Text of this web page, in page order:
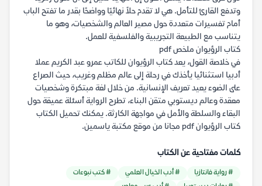
وتدفع القارئ للتأمل. هي لا تقدم حلاً نهائيًا وواضحًا بقدر ما تفتح الباب
أمام تفسيرات متعددة حول مصير العالم والشخصيات، وهو ما
يتناسب مع الطبيعة التجريبية والفلسفية للعمل.
كتاب الرؤيوان ملخص pdf
في خلاصة القول، يعد كتاب الرؤيوان للكاتب عمرو عبد الكريم عملا
أدبيا استثنائيا يأخذك في رحلة إلى عالم مظلم وغريب، حيث الصراع
على الضوء يعيد تعريف الإنسانية. من خلال لغة مبتكرة وشخصيات
معقدة وعالم ديستوبي متقن البناء، تطرح الرواية أسئلة عميقة حول
البقاء والسلطة والأمل في مواجهة الكارثة. يمكنك تحميل الكتاب
كتاب الرؤيوان pdf مجانا من موقع مكتبة ياسمين.
كلمات مفتاحية عن الكتاب
# رواية فانتازيا # أدب الخيال العلمي
# كتب نبوءات